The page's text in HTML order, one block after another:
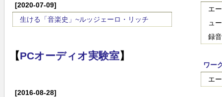
[2020-07-09]
生ける「音楽史」~ルッジェーロ・リッチ
【PCオーディオ実験室】
[2016-08-28]
エ
ュ
録音
ワー
エ